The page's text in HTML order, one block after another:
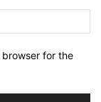
browser for the